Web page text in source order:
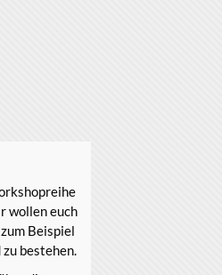
wollen euch
Beispiel
bestehen.